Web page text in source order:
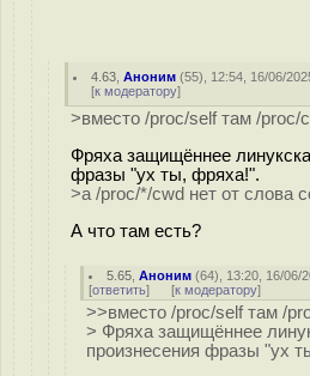
4.63 ,Аноним (55), 12:54, 16/06/
[к модератору]
>вместо /proc/self там /proc/
Фряха защищённее
фразы "ух ты, фряха!".
>а /proc/*/cwd нет от слова
А что там есть?
5.65 ,Аноним (64), 13:20, 16/06/
[ответить] [к модератору]
>>вместо /proc/self там /
> Фряха защищённее
произнесения фразы "ух